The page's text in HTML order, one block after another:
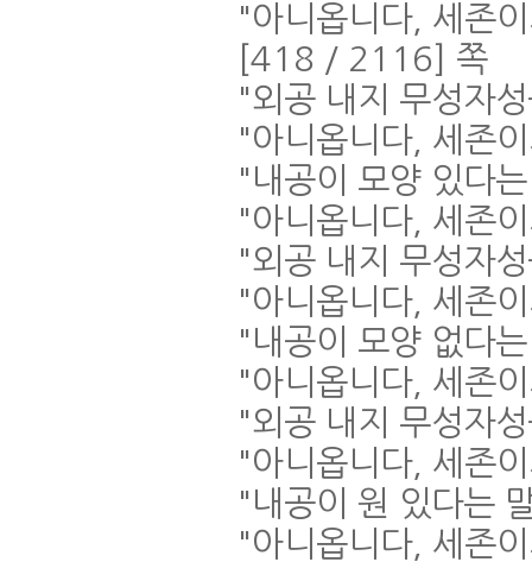
"아니옵니다, 세존
[418 / 2116] 쪽
"외공 내지 무성자
"아니옵니다, 세존
" 내공이 모양 있다
"아니옵니다, 세존
"외공 내지 무성자
"아니옵니다, 세존
" 내공이 모양 없다
"아니옵니다, 세존
"외공 내지 무성자
"아니옵니다, 세존
" 내공이 원 있다는
"아니옵니다, 세존